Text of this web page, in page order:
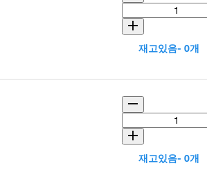
재고있음- 0개
재고있음- 0개